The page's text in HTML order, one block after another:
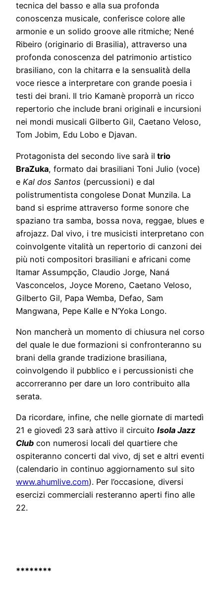
tecnica del basso e alla sua profonda
conoscenza musicale, conferisce colore alle
armonie e un solido groove alle ritmiche; Nené
Ribeiro (originario di Brasilia), attraverso una
profonda conoscenza del patrimonio artistico
brasiliano, con la chitarra e la sensualità della
voce riesce a interpretare con grande poesia i
testi dei brani. Il trio Kamanè proporrà un ricco
repertorio che include brani originali e incursioni
nei mondi musicali Gilberto Gil, Caetano Veloso,
Tom Jobim, Edu Lobo e Djavan.
Protagonista del secondo live sarà il trio
BraZuka, formato dai brasiliani Toni Julio (voce)
e Kal dos Santos (percussioni) e dal
polistrumentista congolese Donat Munzila. La
band si esprime attraverso forme sonore che
spaziano tra samba, bossa nova, reggae, blues e
afrojazz. Dal vivo, i tre musicisti interpretano con
coinvolgente vitalità un repertorio di canzoni dei
più noti compositori brasiliani e africani come
Itamar Assumpção, Claudio Jorge, Naná
Vasconcelos, Joyce Moreno, Caetano Veloso,
Gilberto Gil, Papa Wemba, Defao, Sam
Mangwana, Pepe Kalle e N’Yoka Longo.
Non mancherà un momento di chiusura nel corso
del quale le due formazioni si confronteranno su
brani della grande tradizione brasiliana,
coinvolgendo il pubblico e i percussionisti che
accorreranno per dare un loro contribuito alla
serata.
Da ricordare, infine, che nelle giornate di martedì
21 e giovedì 23 sarà attivo il circuito Isola Jazz
Club con numerosi locali del quartiere che
ospiteranno concerti dal vivo, dj set e altri eventi
(calendario in continuo aggiornamento sul sito
www.ahumlive.com). Per l’occasione, diversi
esercizi commerciali resteranno aperti fino alle
22.
********